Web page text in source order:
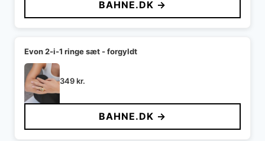
BAHNE.DK →
Evon 2-i-1 ringe sæt - forgyldt
349kr.
BAHNE.DK →